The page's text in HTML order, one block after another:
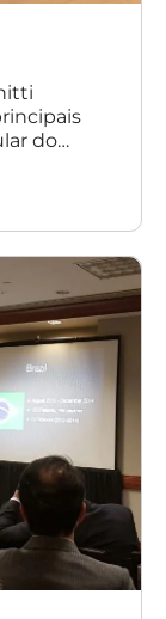
do